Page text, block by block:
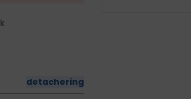
detachering